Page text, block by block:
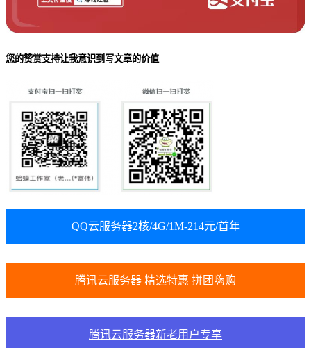
您的赞赏支持让我意识到写文章的价值
QQ云服务器2核/4G/1M-214元/首年
腾讯云服务器 精选特惠 拼团嗨购
腾讯云服务器新老用户专享